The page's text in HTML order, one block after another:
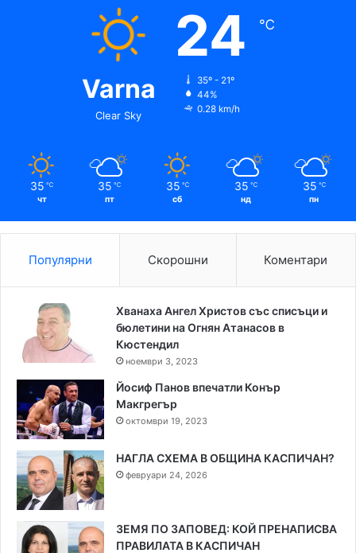
Varna
Clear Sky
24 ℃
35º - 21º
44%
0.28 km/h
35 ℃
чт
35 ℃
пт
35 ℃
сб
35 ℃
нд
35 ℃
пн
Популярни Скорошни Коментари
Хванаха Ангел Христов със списъци и
бюлетини на Огнян Атанасов в
Кюстендил
ноември 3, 2023
Йосиф Панов впечатли Конър
Макгрегър
октомври 19, 2023
НАГЛА СХЕМА В ОБЩИНА КАСПИЧАН?
февруари 24, 2026
ЗЕМЯ ПО ЗАПОВЕД: КОЙ ПРЕНАПИСВА
ПРАВИЛАТА В КАСПИЧАН